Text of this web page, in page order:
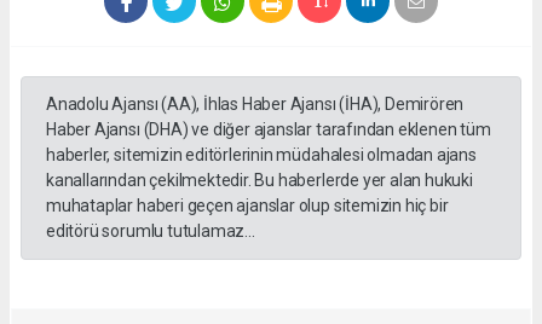
Anadolu Ajansı (AA), İhlas Haber Ajansı (İHA), Demirören
Haber Ajansı (DHA) ve diğer ajanslar tarafından eklenen tüm
haberler, sitemizin editörlerinin müdahalesi olmadan ajans
kanallarından çekilmektedir. Bu haberlerde yer alan hukuki
muhataplar haberi geçen ajanslar olup sitemizin hiç bir
editörü sorumlu tutulamaz...